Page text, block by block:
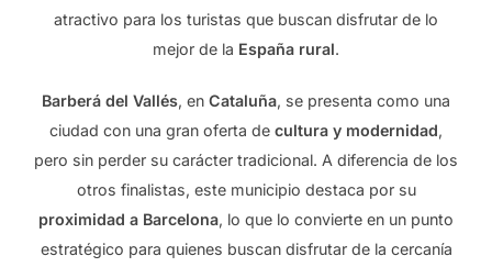
atractivo para los turistas que buscan disfrutar de lo
mejor de la España rural.
Barberá del Vallés, en Cataluña, se presenta como una
ciudad con una gran oferta de cultura y modernidad,
pero sin perder su carácter tradicional. A diferencia de los
otros finalistas, este municipio destaca por su
proximidad a Barcelona, lo que lo convierte en un punto
estratégico para quienes buscan disfrutar de la cercanía